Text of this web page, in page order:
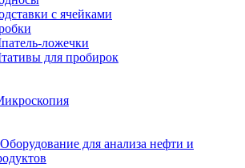
с ячейками
ложечки
для пробирок
Оборудование для анализа нефти и